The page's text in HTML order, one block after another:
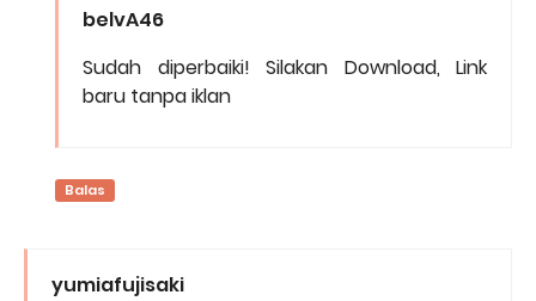
belvA46
Sudah diperbaiki! Silakan Download, Link
baru tanpa iklan
Balas
yumiafujisaki